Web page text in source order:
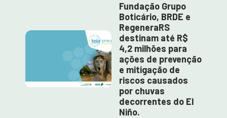
Fundação Grupo
Boticário, BRDE e
RegeneraRS
destinam até R$
4,2 milhões para
ações de prevenção
e mitigação de
riscos causados
por chuvas
decorrentes do El
Niño.